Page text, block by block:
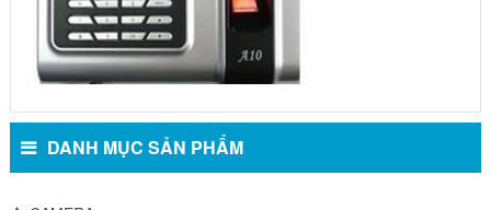
DANH MỤC SẢN PHẨM